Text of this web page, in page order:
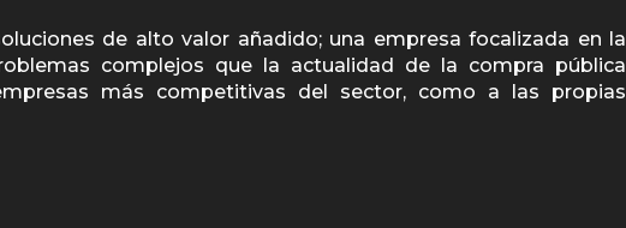
de alto valor añadido; una empresa focalizada en la
complejos que la actualidad de la compra pública
más competitivas del sector, como a las propias